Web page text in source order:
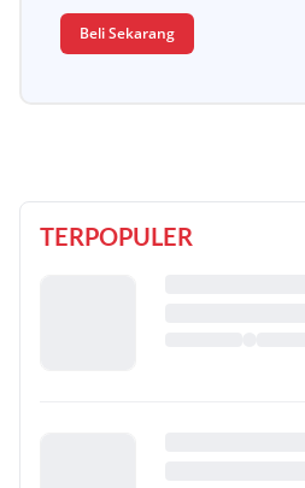
Beli Sekarang
TERPOPULER